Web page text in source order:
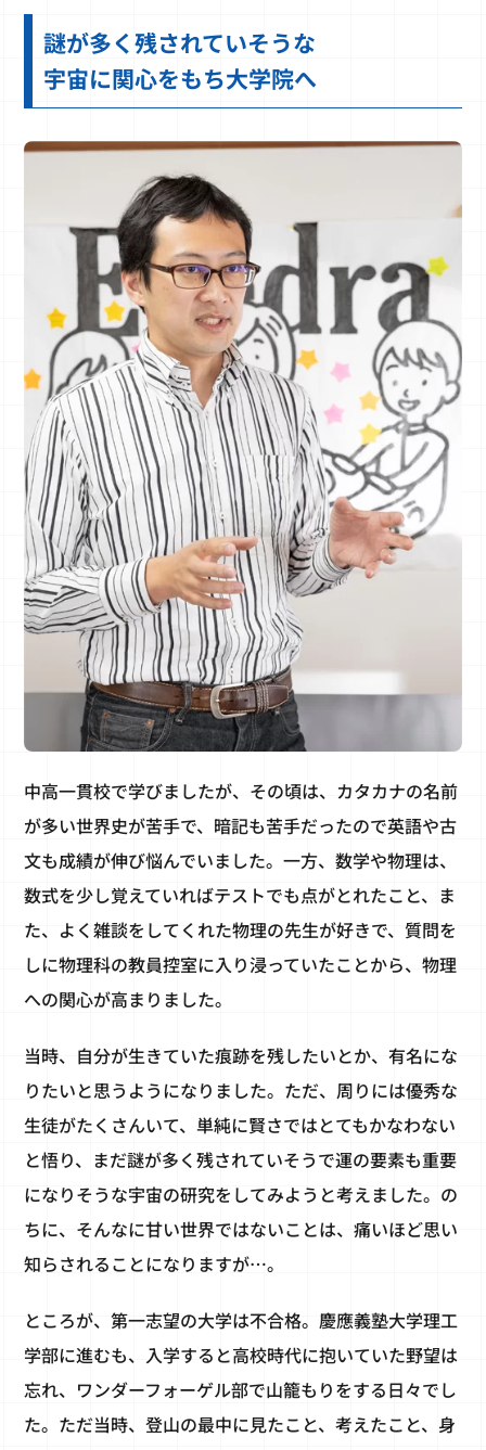
謎が多く残されていそうな
宇宙に関心をもち大学院へ
中高一貫校で学びましたが、その頃は、カタカナの名前
が多い世界史が苦手で、暗記も苦手だったので英語や古
文も成績が伸び悩んでいました。一方、数学や物理は、
数式を少し覚えていればテストでも点がとれたこと、ま
た、よく雑談をしてくれた物理の先生が好きで、質問を
しに物理科の教員控室に入り浸っていたことから、物理
への関心が高まりました。
当時、自分が生きていた痕跡を残したいとか、有名にな
りたいと思うようになりました。ただ、周りには優秀な
生徒がたくさんいて、単純に賢さではとてもかなわない
と悟り、まだ謎が多く残されていそうで運の要素も重要
になりそうな宇宙の研究をしてみようと考えました。の
ちに、そんなに甘い世界ではないことは、痛いほど思い
知らされることになりますが…。
ところが、第一志望の大学は不合格。慶應義塾大学理工
学部に進むも、入学すると高校時代に抱いていた野望は
忘れ、ワンダーフォーゲル部で山籠もりをする日々でし
た。ただ当時、登山の最中に見たこと、考えたこと、身